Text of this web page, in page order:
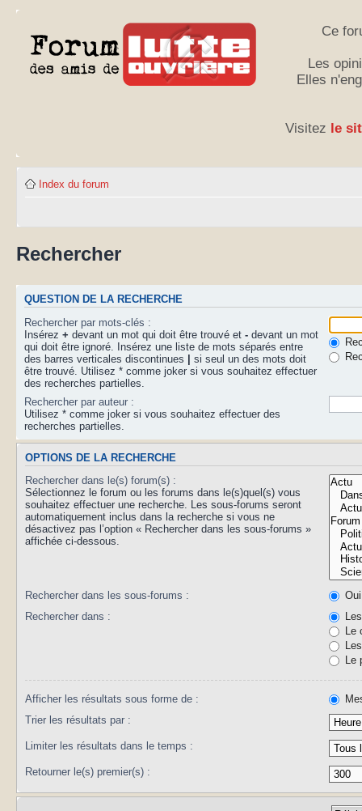
Ce
Les
Elles
Visitez le
Index du forum
Rechercher
QUESTION DE LA RECHERCHE
Rechercher par mots-clés :
Insérez + devant un mot qui doit être trouvé et - devant un mot
qui doit être ignoré. Insérez une liste de mots séparés entre
des barres verticales discontinues
si seul un des mots doit
être trouvé. Utilisez * comme joker si vous souhaitez effectuer
des recherches partielles.
Rechercher par auteur :
Utilisez * comme joker si vous souhaitez effectuer des
recherches partielles.
OPTIONS DE LA RECHERCHE
Rechercher dans le(s) forum(s) :
Sélectionnez le forum ou les forums dans le(s)quel(s) vous
souhaitez effectuer une recherche. Les sous-forums seront
automatiquement inclus dans la recherche si vous ne
désactivez pas l’option « Rechercher dans les sous-forums »
affichée ci-dessous.
Rechercher dans les sous-forums :
Oui
Rechercher dans :
Le
Le
Afficher les résultats sous forme de :
Trier les résultats par :
Limiter les résultats dans le temps :
Retourner le(s) premier(s) :